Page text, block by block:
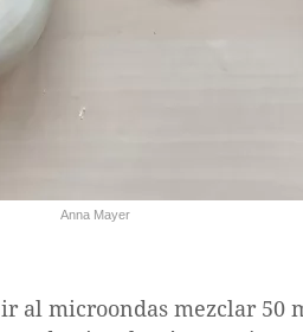
Anna Mayer
al microondas mezclar 50